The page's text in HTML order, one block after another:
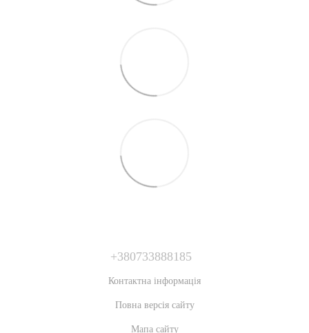
+380733888185
Контактна інформація
Повна версія сайту
Мапа сайту